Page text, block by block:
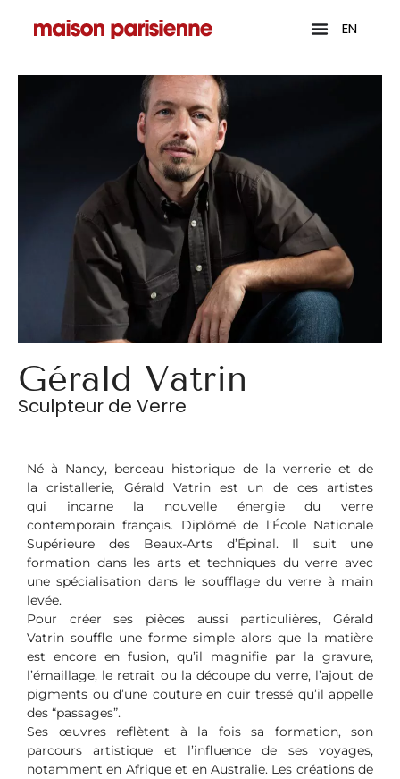
EN
Gérald Vatrin
Sculpteur de Verre
Né à Nancy, berceau historique de la verrerie et de
la cristallerie, Gérald Vatrin est un de ces artistes
qui incarne la nouvelle énergie du verre
contemporain français. Diplômé de l’École Nationale
Supérieure des Beaux-Arts d’Épinal. Il suit une
formation dans les arts et techniques du verre avec
une spécialisation dans le soufflage du verre à main
levée.
Pour créer ses pièces aussi particulières, Gérald
Vatrin souffle une forme simple alors que la matière
est encore en fusion, qu’il magnifie par la gravure,
l’émaillage, le retrait ou la découpe du verre, l’ajout de
pigments ou d’une couture en cuir tressé qu’il appelle
des “passages”.
Ses œuvres reflètent à la fois sa formation, son
parcours artistique et l’influence de ses voyages,
notamment en Afrique et en Australie. Les créations de